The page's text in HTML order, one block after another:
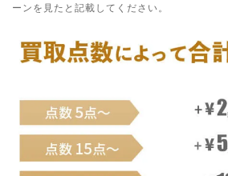
ーンを見たと記載してください。